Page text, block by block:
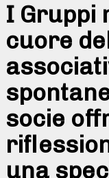
I Gruppi
cuore
socie
una